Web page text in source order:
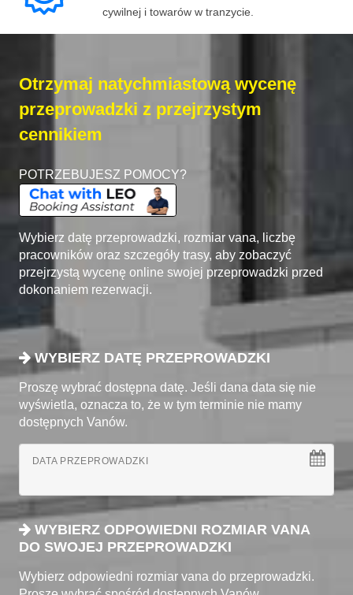
cywilnej i towarów w tranzycie.
Otrzymaj natychmiastową wycenę
przeprowadzki z przejrzystym
cennikiem
POTRZEBUJESZ POMOCY?
Wybierz datę przeprowadzki, rozmiar vana, liczbę
pracowników oraz szczegóły trasy, aby zobaczyć
przejrzystą wycenę online swojej przeprowadzki przed
dokonaniem rezerwacji.
WYBIERZ DATĘ PRZEPROWADZKI
Proszę wybrać dostępna datę. Jeśli dana data się nie
wyświetla, oznacza to, że w tym terminie nie mamy
dostępnych Vanów.
DATA PRZEPROWADZKI
WYBIERZ ODPOWIEDNI ROZMIAR VANA
DO SWOJEJ PRZEPROWADZKI
Wybierz odpowiedni rozmiar vana do przeprowadzki.